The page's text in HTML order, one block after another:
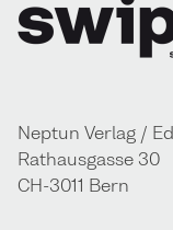
Neptun Verlag /
Rathausgasse 30
CH-3011 Bern